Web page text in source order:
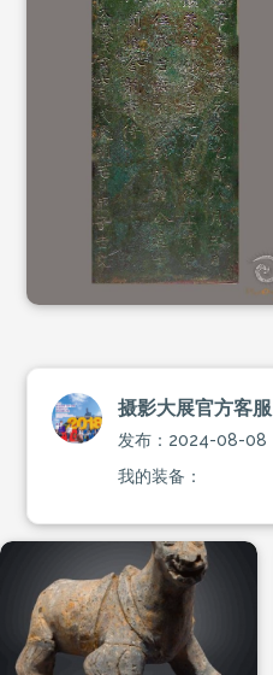
摄影大展官方客服
发布：2024-08-08
我的装备：